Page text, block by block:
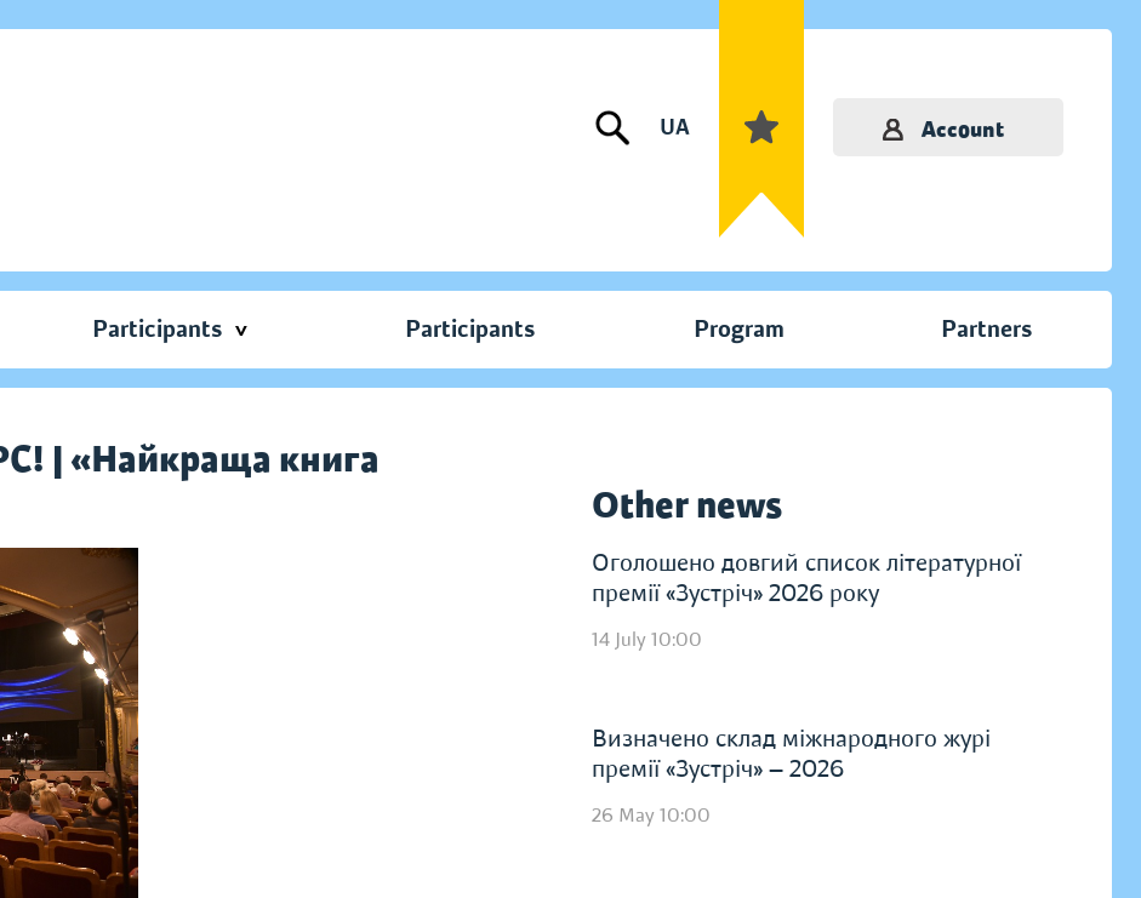
UA Account
Participants Participants Program Partners
| «Найкраща книга
Other news
Оголошено довгий список літературної
премії «Зустріч» 2026 року
14 July 10:00
Визначено склад міжнародного журі
премії «Зустріч» — 2026
26 May 10:00